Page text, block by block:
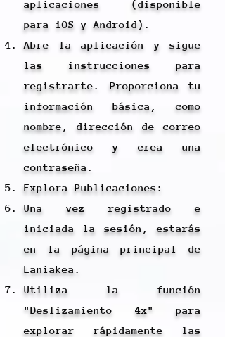
aplicaciones (disponible
para iOS y Android).
Abre la aplicación y sigue
las instrucciones para
registrarte. Proporciona tu
información básica, como
nombre, dirección de correo
electrónico y crea una
contraseña.
Explora Publicaciones:
Una vez registrado e
iniciada la sesión, estarás
en la página principal de
Laniakea.
Utiliza la función
"Deslizamiento 4x" para
explorar rápidamente las